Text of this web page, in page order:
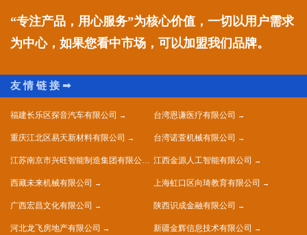
“专注产品，用心服务”为核心价值，一切以用户需求
为中心，如果您看中市场，可以加盟我们品牌。
福建长乐区探音汽车有限公司 台湾恩谦医疗有限公司
重庆江北区易天新材料有限公司 台湾诺萱机械有限公司
江苏南京市兴旺智能制造集团有限公司 江西金源人工智能有限公司
西藏未来机械有限公司 上海虹口区向琦教育有限公司
广西宏昌文化有限公司 陕西识成金融有限公司
河北龙飞房地产有限公司 新疆金辉信息技术有限公司